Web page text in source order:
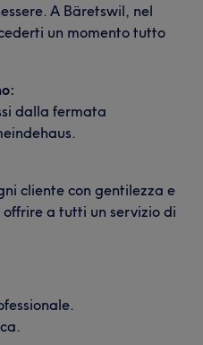
A Bäretswil, nel
un momento tutto
dalla fermata
cliente con gentilezza e
a tutti un servizio di